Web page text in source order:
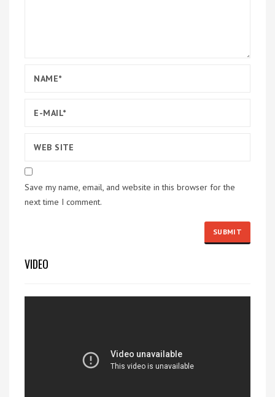
Save my name, email, and website in this browser for the
next time I comment.
VIDEO